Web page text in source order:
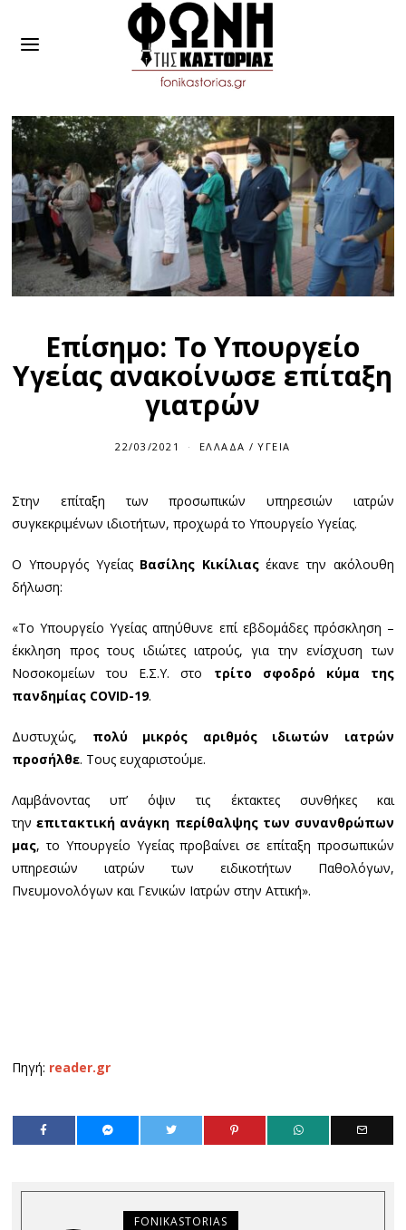
Επίσημο: Το Υπουργείο
Υγείας ανακοίνωσε επίταξη
γιατρών
22/03/2021 ΕΛΛΆΔΑ / ΥΓΕΊΑ
Στην επίταξη των προσωπικών υπηρεσιών ιατρών
συγκεκριμένων ιδιοτήτων, προχωρά το Υπουργείο Υγείας.
Ο Υπουργός Υγείας Βασίλης Κικίλιαςέκανε την ακόλουθη
δήλωση:
«Το Υπουργείο Υγείας απηύθυνε επί εβδομάδες πρόσκληση –
έκκληση προς τους ιδιώτες ιατρούς, για την ενίσχυση των
Νοσοκομείων του Ε.Σ.Υ. στο τρίτο σφοδρό κύμα της
πανδημίας COVID-19.
Δυστυχώς, πολύ μικρός αριθμός ιδιωτών ιατρών
προσήλθε. Τους ευχαριστούμε.
Λαμβάνοντας υπ’ όψιν τις έκτακτες συνθήκες και
τηνεπιτακτική ανάγκη περίθαλψης των συνανθρώπων
μας, το Υπουργείο Υγείας προβαίνει σε επίταξη προσωπικών
υπηρεσιών ιατρών των ειδικοτήτων Παθολόγων,
Πνευμονολόγων και Γενικών Ιατρών στην Αττική».
Πηγή: reader.gr
FONIKASTORIAS